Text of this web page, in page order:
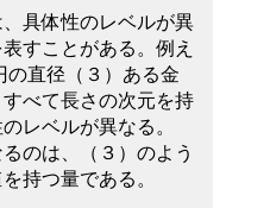
、具体性のレベルが異
すことがある。例え
の直径（３）ある金
べて長さの次元を持
レベルが異なる。
のは、（３）のよう
持つ量である。